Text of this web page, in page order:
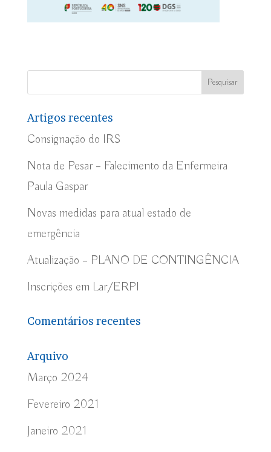
Artigos recentes
Consignação do IRS
Nota de Pesar – Falecimento da Enfermeira
Paula Gaspar
Novas medidas para atual estado de
emergência
Atualização – PLANO DE CONTINGÊNCIA
Inscrições em Lar/ERPI
Comentários recentes
Arquivo
Março 2024
Fevereiro 2021
Janeiro 2021